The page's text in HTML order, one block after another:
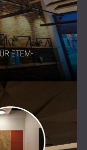
ETEM-